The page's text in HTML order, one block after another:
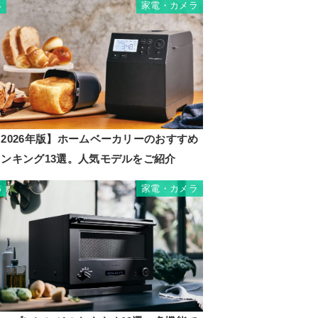
家電・カメラ
年版】ホームベーカリーのおすすめ
キング13選。人気モデルをご紹介
家電・カメラ